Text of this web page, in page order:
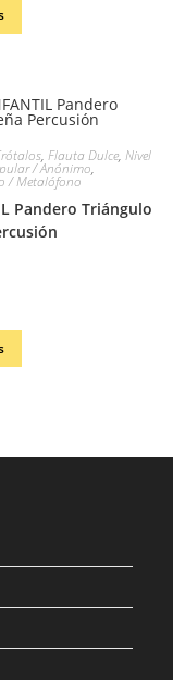
, Flauta Dulce, Nivel
/ Anónimo,
/ Metalófono
Pandero Triángulo